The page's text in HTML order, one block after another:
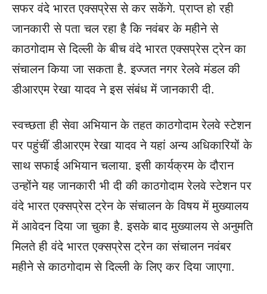
सफर वंदे भारत एक्सप्रेस से कर सकेंगे. प्राप्त हो रही
जानकारी से पता चल रहा है कि नवंबर के महीने से
काठगोदाम से दिल्ली के बीच वंदे भारत एक्सप्रेस ट्रेन का
संचालन किया जा सकता है. इज्जत नगर रेलवे मंडल की
डीआरएम रेखा यादव ने इस संबंध में जानकारी दी.
स्वच्छता ही सेवा अभियान के तहत काठगोदाम रेलवे स्टेशन
पर पहुंचीं डीआरएम रेखा यादव ने यहां अन्य अधिकारियों के
साथ सफाई अभियान चलाया. इसी कार्यक्रम के दौरान
उन्होंने यह जानकारी भी दी की काठगोदाम रेलवे स्टेशन पर
वंदे भारत एक्सप्रेस ट्रेन के संचालन के विषय में मुख्यालय
में आवेदन दिया जा चुका है. इसके बाद मुख्यालय से अनुमति
मिलते ही वंदे भारत एक्सप्रेस ट्रेन का संचालन नवंबर
महीने से काठगोदाम से दिल्ली के लिए कर दिया जाएगा.